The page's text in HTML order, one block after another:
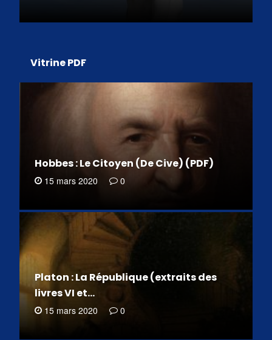
Vitrine PDF
Hobbes : Le Citoyen (De Cive) (PDF)
15 mars 2020 0
Platon : La République (extraits des
livres VI et…
15 mars 2020 0